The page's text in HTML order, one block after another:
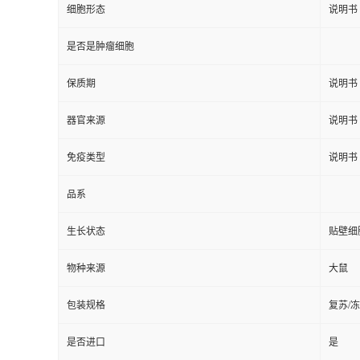
细胞形态 说明书
是否是肿瘤细胞
保质期 说明书
器官来源 说明书
免疫类型 说明书
品系
生长状态 贴壁细
物种来源 大鼠
包装规格 复苏/
是否进口 是